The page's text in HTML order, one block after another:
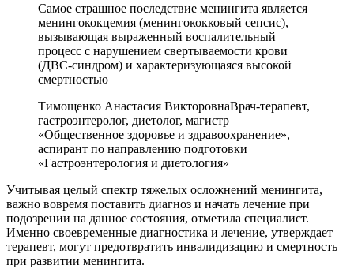
Самое страшное последствие менингита является
менингококцемия (менингококковый сепсис),
вызывающая выраженный воспалительный
процесс с нарушением свертываемости крови
(ДВС-синдром) и характеризующаяся высокой
смертностью
Тимощенко Анастасия ВикторовнаВрач-терапевт,
гастроэнтеролог, диетолог, магистр
«Общественное здоровье и здравоохранение»,
аспирант по направлению подготовки
«Гастроэнтерология и диетология»
Учитывая целый спектр тяжелых осложнений менингита,
важно вовремя поставить диагноз и начать лечение при
подозрении на данное состояния, отметила специалист.
Именно своевременные диагностика и лечение, утверждает
терапевт, могут предотвратить инвалидизацию и смертность
при развитии менингита.